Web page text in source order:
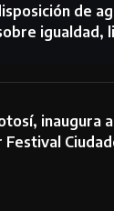
de
igualdad,
inaugura
Festival